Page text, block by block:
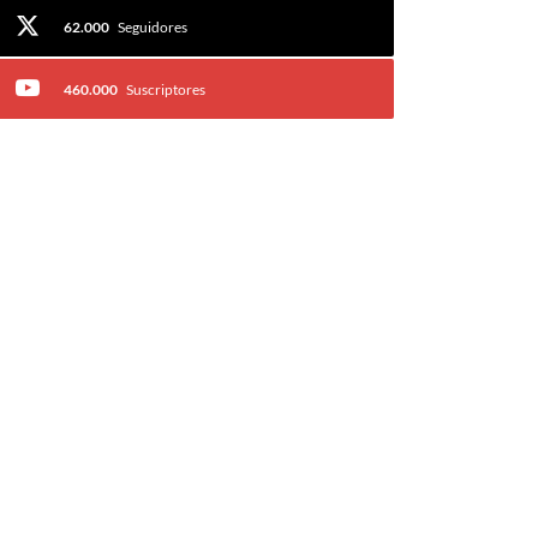
62.000 Seguidores
460.000 Suscriptores